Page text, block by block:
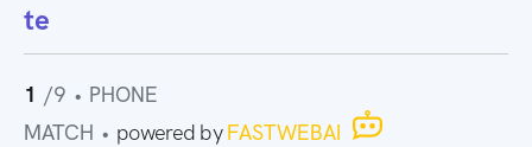
te
1 /9 • PHONE
MATCH • powered byFASTWEBAI